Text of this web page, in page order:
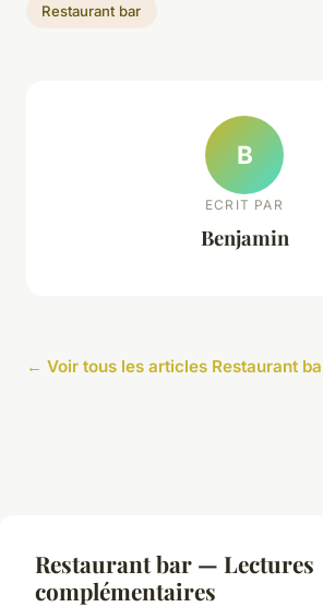
Restaurant bar
B
ECRIT PAR
Benjamin
← Voir tous les articles Restaurant
Restaurant bar — Lectures
complémentaires